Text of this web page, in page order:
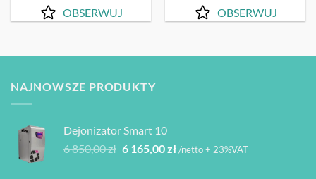
OBSERWUJ OBSERWUJ
NAJNOWSZE PRODUKTY
Dejonizator Smart 10
6 850,00zł Pierwotna
6 165,00złAktualna
/netto + 23%VAT